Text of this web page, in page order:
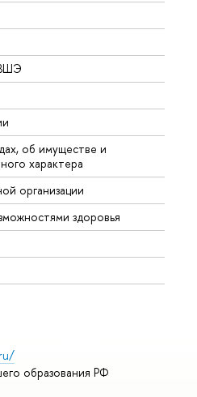
об имуществе и
характера
организации
здоровья
образования РФ